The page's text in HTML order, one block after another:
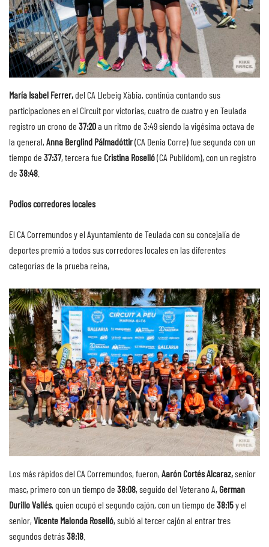
María Isabel Ferrer,del CA Llebeig Xàbia, continúa contando sus
participaciones en el Circuit por victorias, cuatro de cuatro y en Teulada
registro un crono de 37:20a un ritmo de 3:49 siendo la vigésima octava de
la general, Anna Berglind Pálmadóttir(CA Denia Corre) fue segunda con un
tiempo de 37:37, tercera fue Cristina Roselló(CA Publidom), con un registro
de 38:48
Podios corredores locales
El CA Corremundos y el Ayuntamiento de Teulada con su concejalía de
deportes premió a todos sus corredores locales en las diferentes
categorías de la prueba reina,
Los más rápidos del CA Corremundos, fueron, Aarón Cortés Alcaraz,senior
masc, primero con un tiempo de 38:08, seguido del Veterano A, German
Durillo Vallés, quien ocupó el segundo cajón, con un tiempo de 38:15y el
senior, Vicente Malonda Roselló, subió al tercer cajón al entrar tres
segundos detrás38:18